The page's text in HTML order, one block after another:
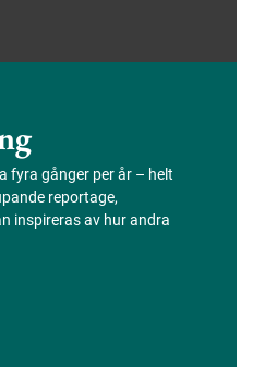
fyra gånger per år – helt
reportage,
inspireras av hur andra